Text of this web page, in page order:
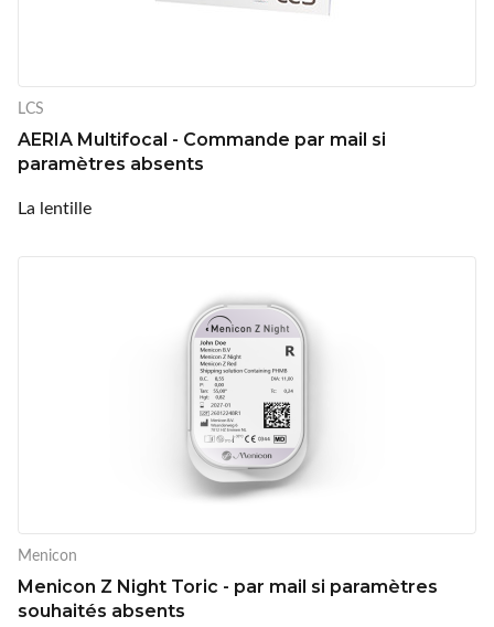
LCS
AERIA Multifocal - Commande par mail si
paramètres absents
La lentille
Menicon
Menicon Z Night Toric - par mail si paramètres
souhaités absents